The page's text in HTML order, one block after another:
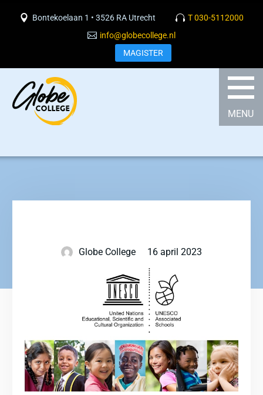
Bontekoelaan 1 • 3526 RA Utrecht
T 030-5112000
info@globecollege.nl
MAGISTER
Globe College 16 april 2023